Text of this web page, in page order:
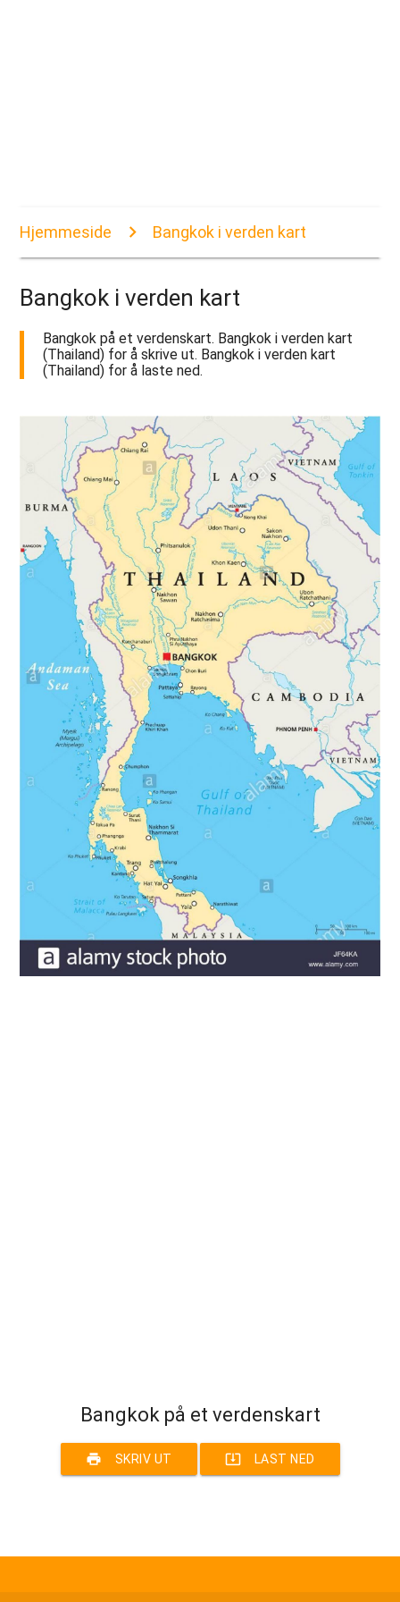
Hjemmeside Bangkok i verden kart
Bangkok i verden kart
Bangkok på et verdenskart. Bangkok i verden kart
(Thailand) for å skrive ut. Bangkok i verden kart
(Thailand) for å laste ned.
Bangkok på et verdenskart
print SKRIV UT system_update_alt LAST NED